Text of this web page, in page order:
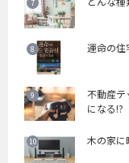
運命の住
不動産テ
になる!?
木の家に